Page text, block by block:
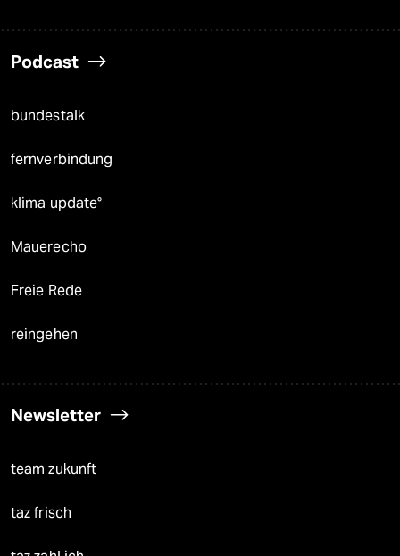
Podcast
bundestalk
fernverbindung
klima update°
Mauerecho
Freie Rede
reingehen
Newsletter
team zukunft
taz frisch